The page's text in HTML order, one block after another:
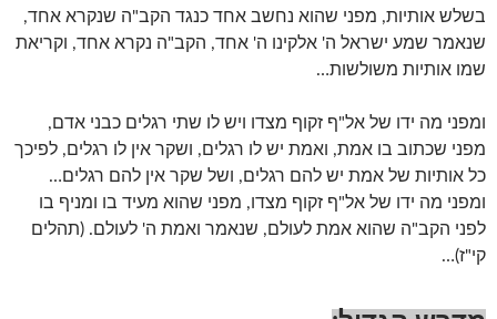
בשלש אותיות, מפני שהוא נחשב אחד כנגד הקב"ה שנקרא אחד,
שנאמר שמע ישראל ה' אלקינו ה' אחד, הקב"ה נקרא אחד, וקריאת
שמו אותיות משולשות…
ומפני מה ידו של אל"ף זקוף מצדו ויש לו שתי רגלים כבני אדם,
מפני שכתוב בו אמת, ואמת יש לו רגלים, ושקר אין לו רגלים, לפיכך
כל אותיות של אמת יש להם רגלים, ושל שקר אין להם רגלים…
ומפני מה ידו של אל"ף זקוף מצדו, מפני שהוא מעיד בו ומניף בו
לפני הקב"ה שהוא אמת לעולם, שנאמר ואמת ה' לעולם. (תהלים
קי"ז)…